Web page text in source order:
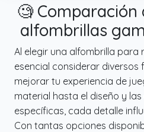
de escritorio XXL te da
para tu teclado, ratón y
gadget. ¡Todo en orden
🧐 Comparación
alfombrillas
Al elegir una alfombrilla para
esencial considerar diversos
mejorar tu experiencia de
material hasta el diseño y
específicas, cada detalle
Con tantas opciones